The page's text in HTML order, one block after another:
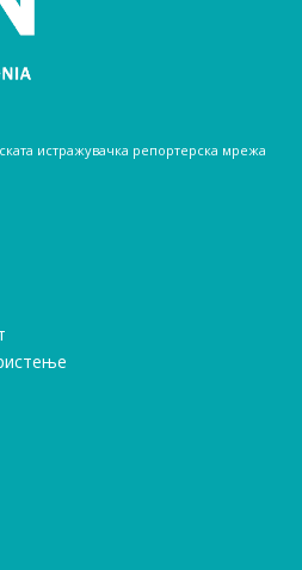
истражувачка репортерска мрежа